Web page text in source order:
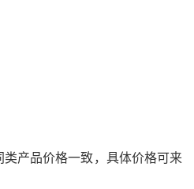
产品价格一致，具体价格可来